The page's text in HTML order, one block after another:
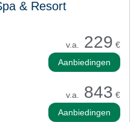
& Resort
v.a. 229 €
Aanbiedingen
v.a. 843 €
Aanbiedingen